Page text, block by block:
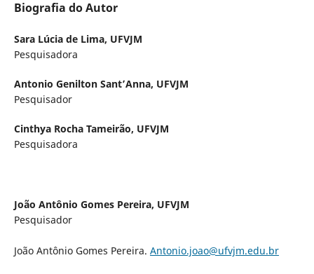
Biografia do Autor
Sara Lúcia de Lima, UFVJM
Pesquisadora
Antonio Genilton Sant’Anna, UFVJM
Pesquisador
Cinthya Rocha Tameirão, UFVJM
Pesquisadora
João Antônio Gomes Pereira, UFVJM
Pesquisador
João Antônio Gomes Pereira. Antonio.joao@ufvjm.edu.br